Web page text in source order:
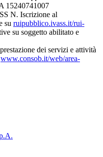
15240741007
N. Iscrizione al
su ruipubblico.ivass.it/rui-
su soggetto abilitato e
dei servizi e attività
www.consob.it/web/area-